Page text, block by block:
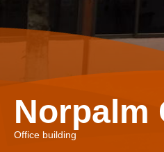
Norpalm
Office building